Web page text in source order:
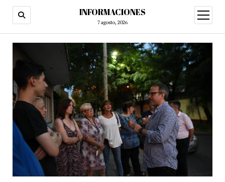
INFORMACIONES
7 agosto, 2026
abrir
menú